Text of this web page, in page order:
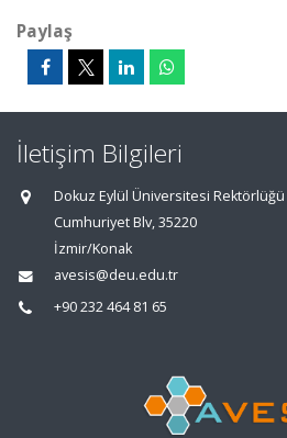
Paylaş
İletişim Bilgileri
Dokuz Eylül Üniversitesi Rektörlüğü
Cumhuriyet Blv, 35220
İzmir/Konak
avesis@deu.edu.tr
+90 232 464 81 65